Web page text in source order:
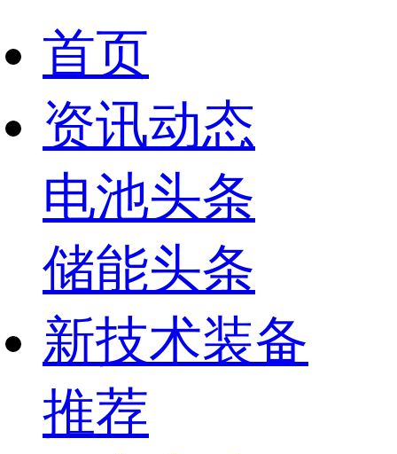
首页
资讯动态
电池头条
储能头条
新技术装备
推荐